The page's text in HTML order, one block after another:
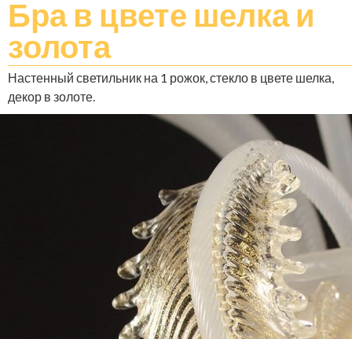
Бра в цвете шелка и
золота
Настенный светильник на 1 рожок, стекло в цвете шелка,
декор в золоте.